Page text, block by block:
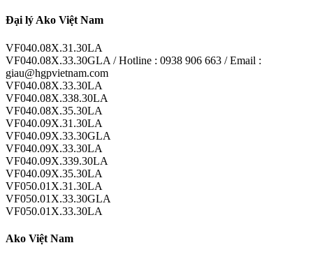
Đại lý Ako Việt Nam
VF040.08X.31.30LA
VF040.08X.33.30GLA / Hotline : 0938 906 663 / Email :
giau@hgpvietnam.com
VF040.08X.33.30LA
VF040.08X.338.30LA
VF040.08X.35.30LA
VF040.09X.31.30LA
VF040.09X.33.30GLA
VF040.09X.33.30LA
VF040.09X.339.30LA
VF040.09X.35.30LA
VF050.01X.31.30LA
VF050.01X.33.30GLA
VF050.01X.33.30LA
Ako Việt Nam